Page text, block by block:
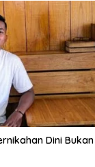
Dini Bukan